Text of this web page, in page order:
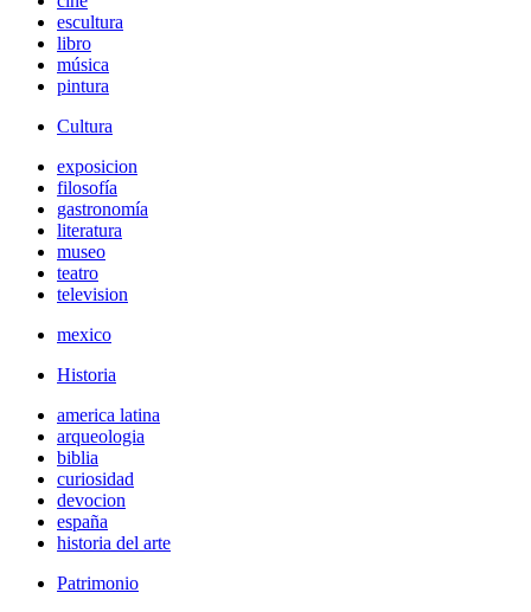
escultura
libro
música
pintura
Cultura
exposicion
filosofía
gastronomía
literatura
museo
teatro
television
mexico
Historia
america latina
arqueologia
biblia
curiosidad
devocion
españa
historia del arte
Patrimonio